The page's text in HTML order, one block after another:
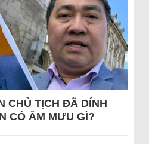
CHỦ TỊCH ĐÃ DÍNH
CÓ ÂM MƯU GÌ?